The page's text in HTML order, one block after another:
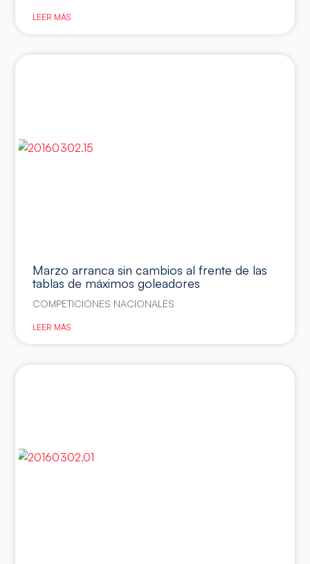
LEER MÁS
Marzo arranca sin cambios al frente de las
tablas de máximos goleadores
COMPETICIONES NACIONALES
LEER MÁS